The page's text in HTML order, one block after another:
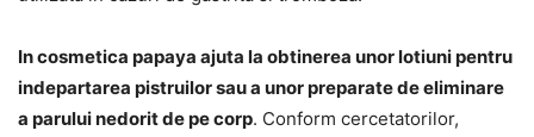
In cosmetica papaya ajuta la obtinerea unor lotiuni pentru
indepartarea pistruilor sau a unor preparate de eliminare
a parului nedorit de pe corp. Conform cercetatorilor,